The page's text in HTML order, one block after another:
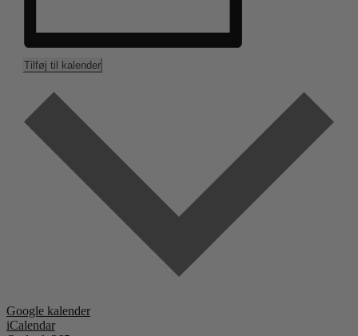
Tilføj til kalender
Google kalender
iCalendar